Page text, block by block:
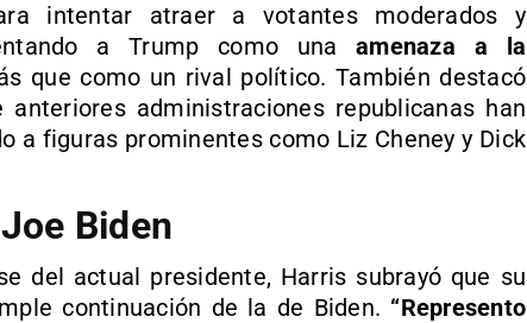
intentar atraer a votantes moderados y
a Trump como unaamenaza a la
que como un rival político. También destacó
administraciones republicanas han
a figuras prominentes como Liz Cheney y Dick
Biden
del actual presidente, Harris subrayó que su
continuación de la de Biden. “Represento